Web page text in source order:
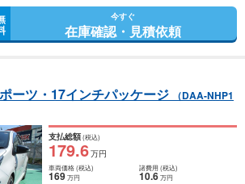
今すぐ
在庫確認・見積依頼
ーツ・17インチパッケージ
（DAA-NHP1
支払総額(税込)
179.6万円
車両価格(税込)
169万円
諸費用 (税込)
10.6 万円